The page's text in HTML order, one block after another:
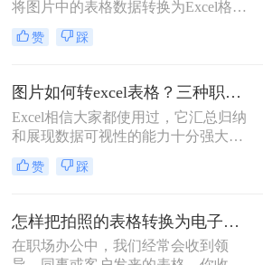
将图片中的表格数据转换为Excel格
式，以便进行编辑、分析和处理。那
么电脑怎么把图片转换成excel文件
Excel文件的实用方法。
赞 踩
图片如何转excel表格？三种职场人士都在用的方法，一学就会！
Excel相信大家都使用过，它汇总归纳
和展现数据可视性的能力十分强大。
有时我们需要将图片中的数据转成
Excel表格，有没有转换后和原图保持
如何转excel表格，一起来看看这些方
法吧。
赞 踩
怎样把拍照的表格转换为电子表格？教你3个好用的转换方法！
在职场办公中，我们经常会收到领